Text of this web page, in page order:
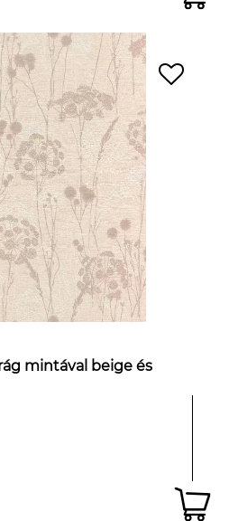
mintával beige és